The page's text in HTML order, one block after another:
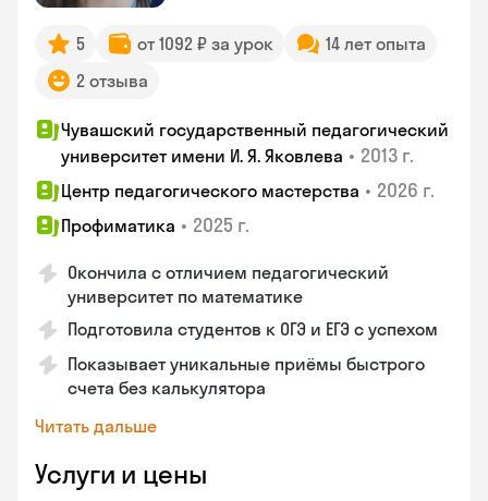
5 от 1092 ₽ за урок
14 лет опыта
2 отзыва
Чувашский государственный педагогический
университет имени И. Я. Яковлева • 2013 г.
Центр педагогического мастерства • 2026 г.
Профиматика • 2025 г.
Окончила с отличием педагогический
университет по математике
Подготовила студентов к ОГЭ и ЕГЭ с успехом
Показывает уникальные приёмы быстрого
счета без калькулятора
Читать дальше
Услуги и цены